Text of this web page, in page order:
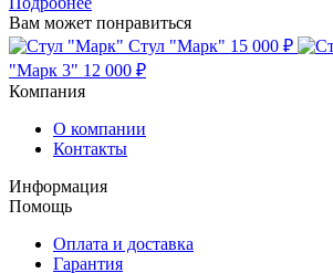
Вам может понравиться
Стул "Марк" 15 000 ₽
"Марк 3" 12 000 ₽
Компания
О компании
Контакты
Информация
Помощь
Оплата и доставка
Гарантия